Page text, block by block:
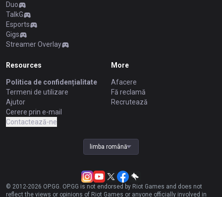
Duo
TalkG
Esports
Gigs
Streamer Overlay
Resources
Politica de confidențialitate
Termeni de utilizare
Ajutor
Cerere prin e-mail
Contactează-ne
More
Afacere
Fă reclamă
Recrutează
limba română
© 2012-2026 OP.GG. OP.GG is not endorsed by Riot Games and does not
reflect the views or opinions of Riot Games or anyone officially involved in